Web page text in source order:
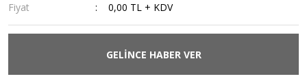
Fiyat
0,00 TL + KDV
GELİNCE HABER VER